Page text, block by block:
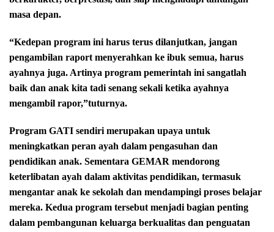
masa depan.
“Kedepan program ini harus terus dilanjutkan, jangan
pengambilan raport menyerahkan ke ibuk semua, harus
ayahnya juga. Artinya program pemerintah ini sangatlah
baik dan anak kita tadi senang sekali ketika ayahnya
mengambil rapor,”tuturnya.
Program GATI sendiri merupakan upaya untuk
meningkatkan peran ayah dalam pengasuhan dan
pendidikan anak. Sementara GEMAR mendorong
keterlibatan ayah dalam aktivitas pendidikan, termasuk
mengantar anak ke sekolah dan mendampingi proses belajar
mereka. Kedua program tersebut menjadi bagian penting
dalam pembangunan keluarga berkualitas dan penguatan